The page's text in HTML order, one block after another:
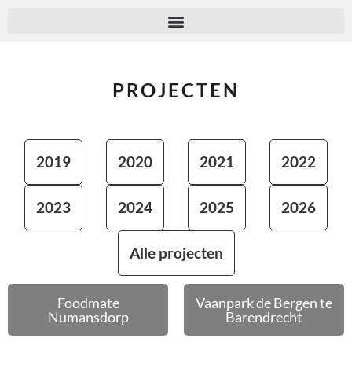
PROJECTEN
2019 2020 2021 2022
2023 2024 2025 2026
Alle projecten
Foodmate
Numansdorp
Vaanpark de Bergen te
Barendrecht